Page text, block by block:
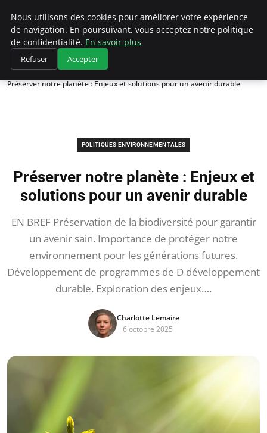
Climategatecountryclub.com
Accueil
Politiques environnementales
Préserver notre planète : Enjeux et solutions pour un avenir durable
POLITIQUES ENVIRONNEMENTALES
Préserver notre planète : Enjeux et
solutions pour un avenir durable
EN BREF Préservation de la biodiversité pour garantir
un avenir sain. Importance de protéger notre
environnement pour les générations futures.
Développement de programmes de D développement
durable. Exploration des enjeux….
Charlotte Lemaire
6 octobre 2025
Nous utilisons des cookies pour améliorer votre expérience
de navigation. En poursuivant, vous acceptez notre politique
de confidentialité. En savoir plus
Refuser Accepter